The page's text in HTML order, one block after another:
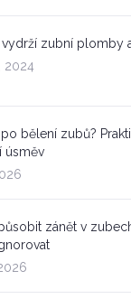
zubní plomby
2024
bělení zubů?
úsměv
zánět v